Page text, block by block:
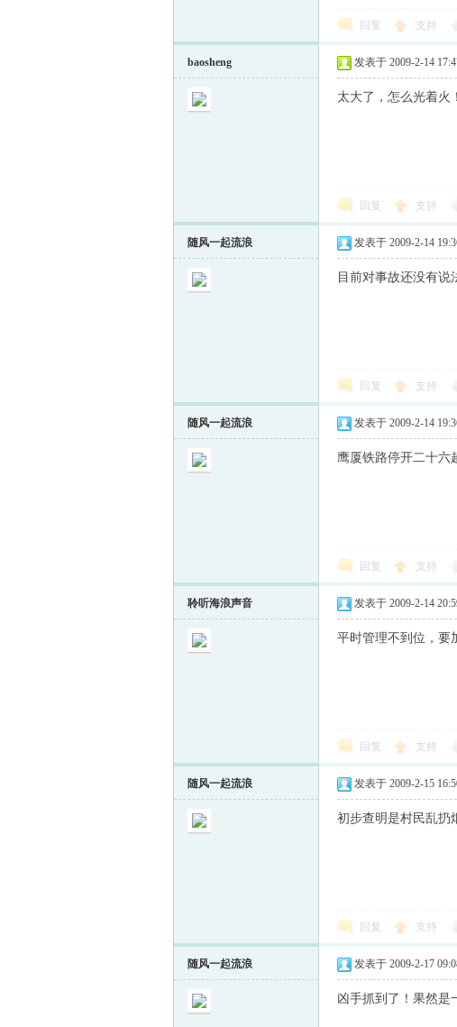
回复 支持
baosheng 发表于 2009-2-14
太大了，怎么光着火
回复 支持
随风一起流浪 发表于 2009-2-14
目前对事故还没有说
回复 支持
随风一起流浪 发表于 2009-2-14
鹰厦铁路停开二十六
回复 支持
聆听海浪声音 发表于 2009-2-14
平时管理不到位，要
回复 支持
随风一起流浪 发表于 2009-2-15
初步查明是村民乱扔
回复 支持
随风一起流浪 发表于 2009-2-17
凶手抓到了！果然是